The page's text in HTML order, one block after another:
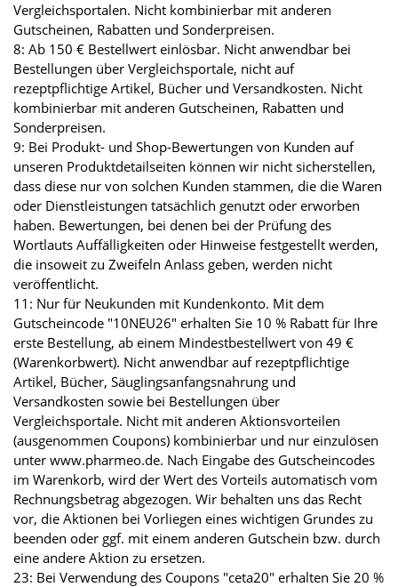
Vergleichsportalen. Nicht kombinierbar mit anderen
Gutscheinen, Rabatten und Sonderpreisen.
8: Ab 150 € Bestellwert einlösbar. Nicht anwendbar bei
Bestellungen über Vergleichsportale, nicht auf
rezeptpflichtige Artikel, Bücher und Versandkosten. Nicht
kombinierbar mit anderen Gutscheinen, Rabatten und
Sonderpreisen.
9: Bei Produkt- und Shop-Bewertungen von Kunden auf
unseren Produktdetailseiten können wir nicht sicherstellen,
dass diese nur von solchen Kunden stammen, die die Waren
oder Dienstleistungen tatsächlich genutzt oder erworben
haben. Bewertungen, bei denen bei der Prüfung des
Wortlauts Auffälligkeiten oder Hinweise festgestellt werden,
die insoweit zu Zweifeln Anlass geben, werden nicht
veröffentlicht.
11: Nur für Neukunden mit Kundenkonto. Mit dem
Gutscheincode "10NEU26" erhalten Sie 10 % Rabatt für Ihre
erste Bestellung, ab einem Mindestbestellwert von 49 €
(Warenkorbwert). Nicht anwendbar auf rezeptpflichtige
Artikel, Bücher, Säuglingsanfangsnahrung und
Versandkosten sowie bei Bestellungen über
Vergleichsportale. Nicht mit anderen Aktionsvorteilen
(ausgenommen Coupons) kombinierbar und nur einzulösen
unter www.pharmeo.de. Nach Eingabe des Gutscheincodes
im Warenkorb, wird der Wert des Vorteils automatisch vom
Rechnungsbetrag abgezogen. Wir behalten uns das Recht
vor, die Aktionen bei Vorliegen eines wichtigen Grundes zu
beenden oder ggf. mit einem anderen Gutschein bzw. durch
eine andere Aktion zu ersetzen.
23: Bei Verwendung des Coupons "ceta20" erhalten Sie 20 %